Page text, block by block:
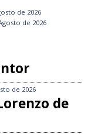
de 2026
de 2026
de 2026
de